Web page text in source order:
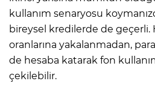
kullanım senaryosu
bireysel kredilerde de geçerli.
oranlarına yakalanmadan,
de hesaba katarak fon
çekilebilir.